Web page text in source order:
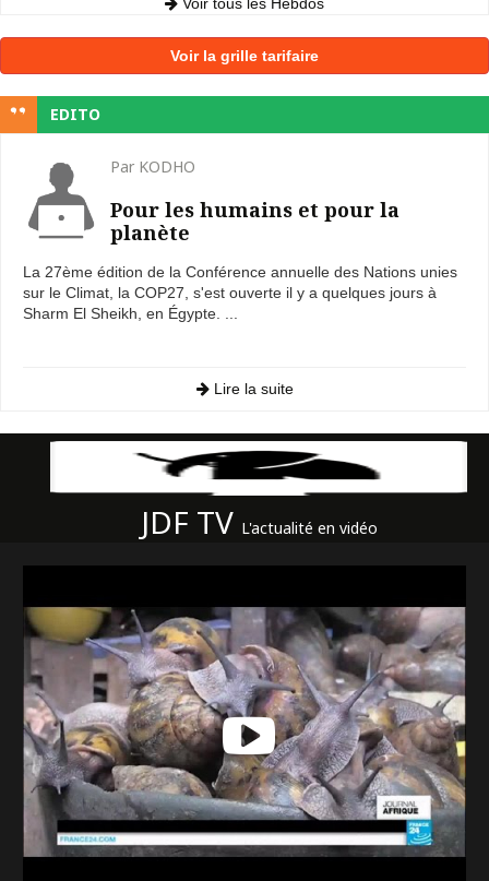
Voir la grille tarifaire
EDITO
Par KODHO
Pour les humains et pour la
planète
La 27ème édition de la Conférence annuelle des Nations unies
sur le Climat, la COP27, s'est ouverte il y a quelques jours à
Sharm El Sheikh, en Égypte. ...
Lire la suite
JDF TV L'actualité en vidéo